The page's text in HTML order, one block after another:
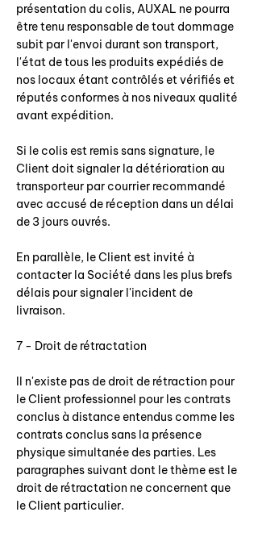
présentation du colis, AUXAL ne pourra
être tenu responsable de tout dommage
subit par l'envoi durant son transport,
l'état de tous les produits expédiés de
nos locaux étant contrôlés et vérifiés et
réputés conformes à nos niveaux qualité
avant expédition.
Si le colis est remis sans signature, le
Client doit signaler la détérioration au
transporteur par courrier recommandé
avec accusé de réception dans un délai
de 3 jours ouvrés.
En parallèle, le Client est invité à
contacter la Société dans les plus brefs
délais pour signaler l'incident de
livraison.
7 - Droit de rétractation
Il n'existe pas de droit de rétraction pour
le Client professionnel pour les contrats
conclus à distance entendus comme les
contrats conclus sans la présence
physique simultanée des parties. Les
paragraphes suivant dont le thème est le
droit de rétractation ne concernent que
le Client particulier.